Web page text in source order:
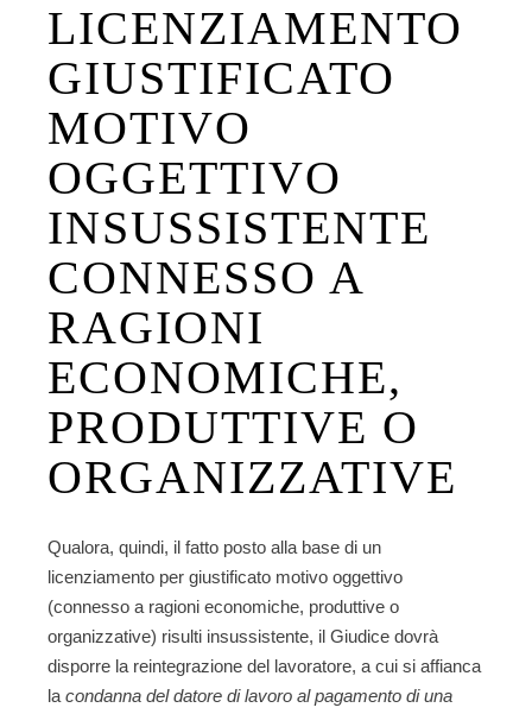
LICENZIAMENTO
GIUSTIFICATO
MOTIVO
OGGETTIVO
INSUSSISTENTE
CONNESSO A
RAGIONI
ECONOMICHE,
PRODUTTIVE O
ORGANIZZATIVE
Qualora, quindi, il fatto posto alla base di un
licenziamento per giustificato motivo oggettivo
(connesso a ragioni economiche, produttive o
organizzative) risulti insussistente, il Giudice dovrà
disporre la reintegrazione del lavoratore, a cui si affianca
lacondanna deldatore di lavoro alpagamento di una